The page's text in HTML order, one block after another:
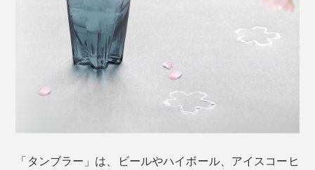
「タンブラー」は、ビールやハイボール、アイスコーヒ